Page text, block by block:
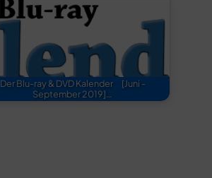
Der Blu-ray & DVD Kalender [Juni -
September 2019]…